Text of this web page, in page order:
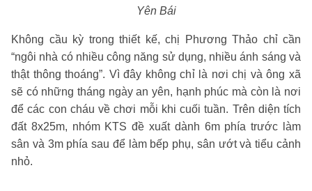
Yên Bái
Không cầu kỳ trong thiết kế, chị Phương Thảo chỉ cần
“ngôi nhà có nhiều công năng sử dụng, nhiều ánh sáng và
thật thông thoáng”. Vì đây không chỉ là nơi chị và ông xã
sẽ có những tháng ngày an yên, hạnh phúc mà còn là nơi
để các con cháu về chơi mỗi khi cuối tuần. Trên diện tích
đất 8x25m, nhóm KTS đề xuất dành 6m phía trước làm
sân và 3m phía sau để làm bếp phụ, sân ướt và tiểu cảnh
nhỏ.